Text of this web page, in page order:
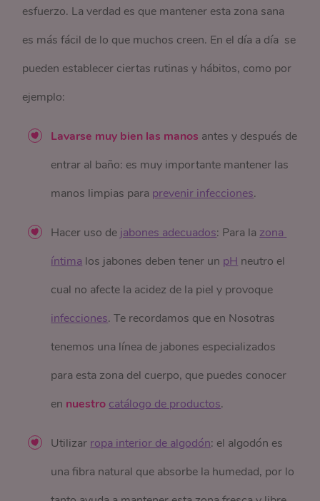
esfuerzo. La verdad es que mantener esta zona sana
es más fácil de lo que muchos creen. En el día a día se
pueden establecer ciertas rutinas y hábitos, como por
ejemplo:
Lavarse muy bien las manos antes y después de
entrar al baño: es muy importante mantener las
manos limpias para prevenir infecciones.
Hacer uso de jabones adecuados: Para la zona
íntima los jabones deben tener un pH neutro el
cual no afecte la acidez de la piel y provoque
infecciones. Te recordamos que en Nosotras
tenemos una línea de jabones especializados
para esta zona del cuerpo, que puedes conocer
en nuestro catálogo de productos.
Utilizar ropa interior de algodón: el algodón es
una fibra natural que absorbe la humedad, por lo